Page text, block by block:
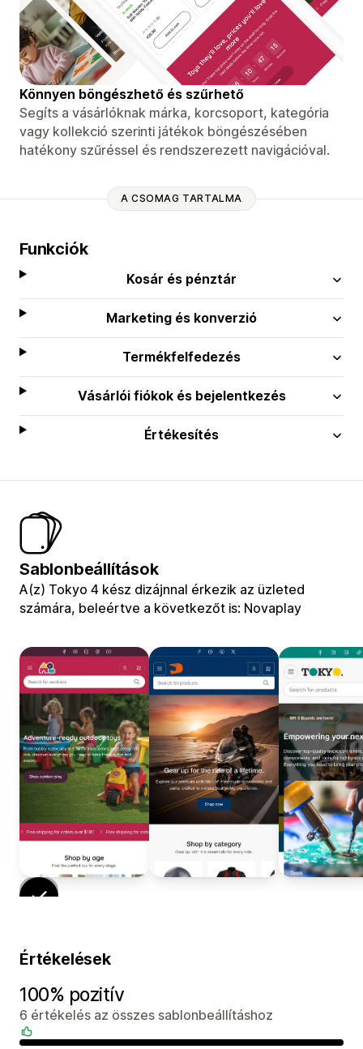
Könnyen böngészhető és szűrhető
Segíts a vásárlóknak márka, korcsoport, kategória
vagy kollekció szerinti játékok böngészésében
hatékony szűréssel és rendszerezett navigációval.
A CSOMAG TARTALMA
Funkciók
Kosár és pénztár
Marketing és konverzió
Termékfelfedezés
Vásárlói fiókok és bejelentkezés
Értékesítés
Sablonbeállítások
A(z) Tokyo 4 kész dizájnnal érkezik az üzleted
számára, beleértve a következőt is: Novaplay
Értékelések
100% pozitív
6 értékelés az összes sablonbeállításhoz